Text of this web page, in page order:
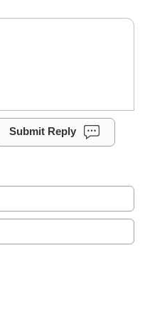
Submit Reply